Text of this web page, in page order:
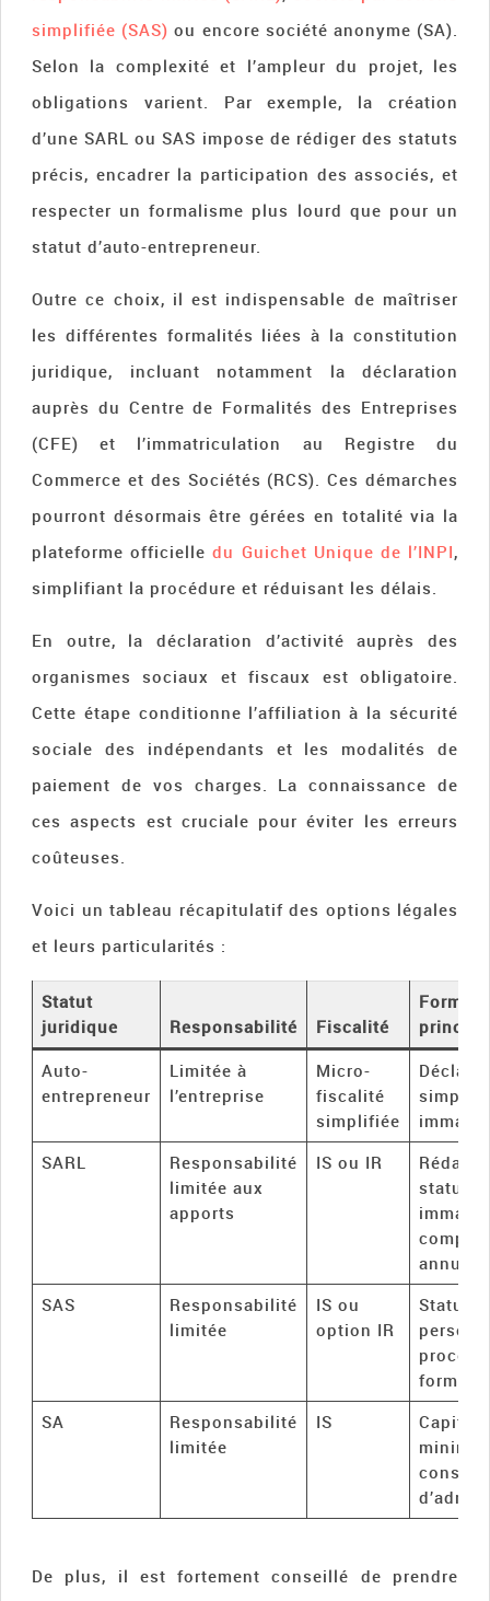
simplifiée (SAS) ou encore société anonyme (SA).
Selon la complexité et l’ampleur du projet, les
obligations varient. Par exemple, la création
d’une SARL ou SAS impose de rédiger des statuts
précis, encadrer la participation des associés, et
respecter un formalisme plus lourd que pour un
statut d’auto-entrepreneur.
Outre ce choix, il est indispensable de maîtriser
les différentes formalités liées à la constitution
juridique, incluant notamment la déclaration
auprès du Centre de Formalités des Entreprises
(CFE) et l’immatriculation au Registre du
Commerce et des Sociétés (RCS). Ces démarches
pourront désormais être gérées en totalité via la
plateforme officielledu Guichet Unique de l’INPI,
simplifiant la procédure et réduisant les délais.
En outre, la déclaration d’activité auprès des
organismes sociaux et fiscaux est obligatoire.
Cette étape conditionne l’affiliation à la sécurité
sociale des indépendants et les modalités de
paiement de vos charges. La connaissance de
ces aspects est cruciale pour éviter les erreurs
coûteuses.
Voici un tableau récapitulatif des options légales
et leurs particularités :
Statut
juridique
Responsabilité Fiscalité
Auto-
entrepreneur
Limitée à
l’entreprise
Micro-
fiscalité
simplifiée
SARL
Responsabilité
limitée aux
apports
IS ou IR
statuts,
annuels
SAS
Responsabilité
limitée
IS ou
option IR
Statuts
SA
Responsabilité
limitée
IS
Capital
conseils
De plus, il est fortement conseillé de prendre